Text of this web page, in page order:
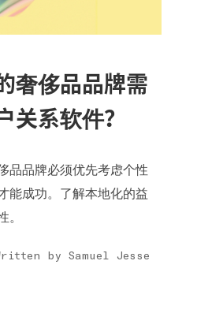
奢侈品品牌需
关系软件？
品品牌必须优先考虑个性
能成功。了解本地化的益
。
by Samuel Jesse